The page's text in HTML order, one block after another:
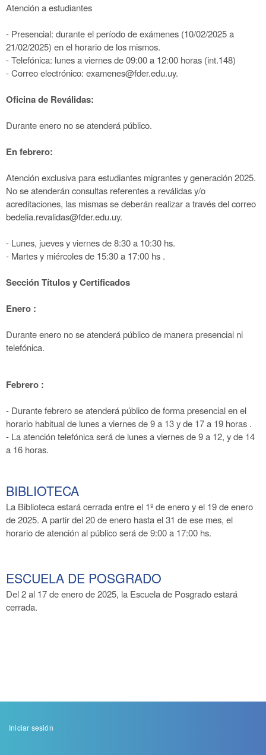
Atención a estudiantes
- Presencial: durante el período de exámenes (10/02/2025 a
21/02/2025) en el horario de los mismos.
- Telefónica: lunes a viernes de 09:00 a 12:00 horas (int.148)
- Correo electrónico: examenes@fder.edu.uy.
Oficina de Reválidas:
Durante enero no se atenderá público.
En febrero:
Atención exclusiva para estudiantes migrantes y generación 2025.
No se atenderán consultas referentes a reválidas y/o
acreditaciones, las mismas se deberán realizar a través del correo
bedelia.revalidas@fder.edu.uy.
- Lunes, jueves y viernes de 8:30 a 10:30 hs.
- Martes y miércoles de 15:30 a 17:00 hs .
Sección Títulos y Certificados
Enero :
Durante enero no se atenderá público de manera presencial ni
telefónica.
Febrero :
- Durante febrero se atenderá público de forma presencial en el
horario habitual de lunes a viernes de 9 a 13 y de 17 a 19 horas .
- La atención telefónica será de lunes a viernes de 9 a 12, y de 14
a 16 horas.
BIBLIOTECA
La Bibliotecaestará cerrada entre el 1º de enero y el 19 de enero
de 2025. A partir del 20 de enero hasta el 31 de ese mes, el
horario de atención al público será de 9:00 a 17:00 hs.
ESCUELA DE POSGRADO
Del 2 al 17 de enerode 2025, la Escuela de Posgrado estará
cerrada.
Menu
Iniciar sesión